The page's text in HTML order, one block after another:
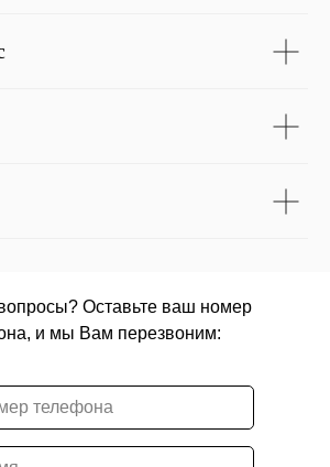
Оставьте ваш номер
и мы Вам перезвоним: